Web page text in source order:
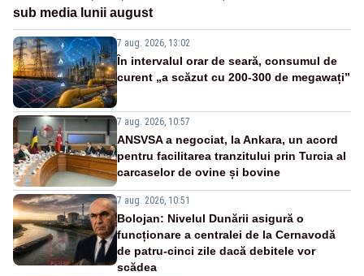
sub media lunii august
7 aug. 2026, 13:02
În intervalul orar de seară, consumul de
curent „a scăzut cu 200-300 de megawați”
7 aug. 2026, 10:57
ANSVSA a negociat, la Ankara, un acord
pentru facilitarea tranzitului prin Turcia al
carcaselor de ovine și bovine
7 aug. 2026, 10:51
Bolojan: Nivelul Dunării asigură o
funcționare a centralei de la Cernavodă
de patru-cinci zile dacă debitele vor
scădea